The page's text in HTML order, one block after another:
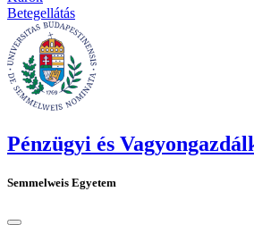
Betegellátás
Pénzügyi és
Semmelweis Egyetem